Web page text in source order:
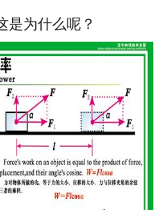
是为什么呢？